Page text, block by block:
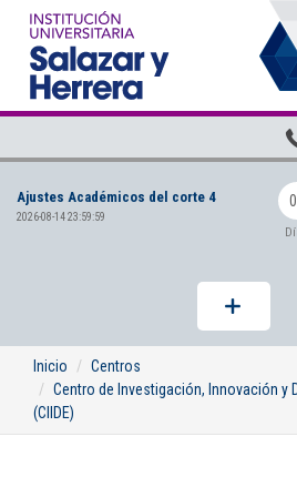
Ajustes Académicos del corte 4
2026-08-14 23:59:59
Inicio
Centros
Centro de Investigación, Innovación y
(CIIDE)
Pregrados
Planta Docente
ADMISIONES
BIENESTAR